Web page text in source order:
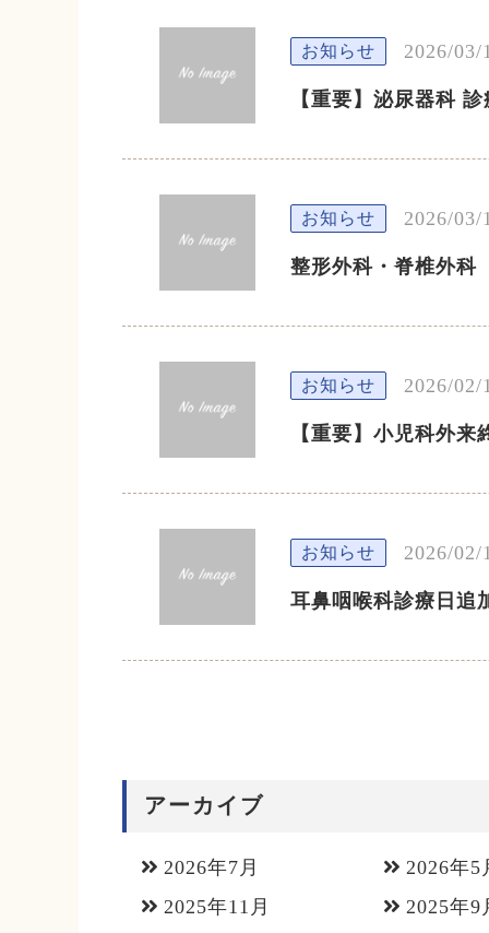
お知らせ 2026/03/
【重要】泌尿器科
お知らせ 2026/03/
整形外科・脊椎外
お知らせ 2026/02/
【重要】小児科外来
お知らせ 2026/02/
耳鼻咽喉科診療日追
アーカイブ
2026年7月
2026年5
2025年11月
2025年9